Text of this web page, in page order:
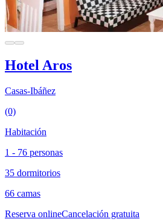
Hotel Aros
Casas-Ibáñez
(0)
Habitación
1 - 76 personas
35 dormitorios
66 camas
Reserva onlineCancelación gratuita